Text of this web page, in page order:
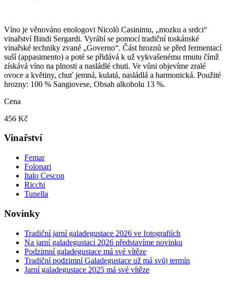
Víno je věnováno enologovi Nicolò Casinimu, „mozku a srdci“
vinařství Bindi Sergardi. Vyrábí se pomocí tradiční toskánské
vinařské techniky zvané „Governo“. Část hroznů se před fermentací
suší (appasimento) a poté se přidává k už vykvašenému rmutu čímž
získává víno na plnosti a nasládlé chuti. Ve vůni objevíme zralé
ovoce a květiny, chuť jemná, kulatá, nasládlá a harmonická. Použité
hrozny: 100 % Sangiovese, Obsah alkoholu 13 %.
Cena
456 Kč
Vinařství
Femar
Folonari
Italo Cescon
Ricchi
Tunella
Novinky
Tradiční jarní galadegustace 2026 ve fotografiích
Na jarní galadegustaci 2026 představíme novinku
Podzimní galadegustace má své vítěze
Tradiční podzimní Galadegustace už má svůj termín
Jarní galadegustace 2025 má své vítěze